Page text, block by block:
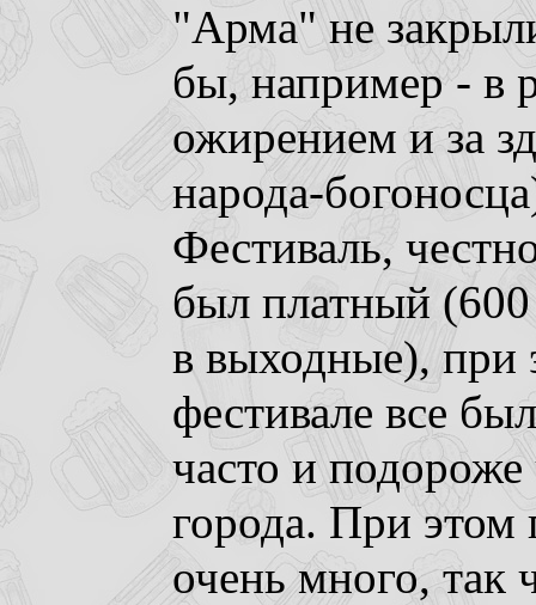
"Арма" не
бы, например - в
ожирением и за
народа-
Фестиваль,
был платный
в выходные), при
фестивале все
часто и подороже
города. При этом
очень много, так